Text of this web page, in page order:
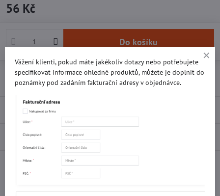
56 Kč
Do košíku
Přidat k Oblíbeným Doručení
Recenze 0
Diskuse 0
Twitter
Vážení klienti, pokud máte jakékoliv dotazy nebo potřebujete
specifikovat informace ohledně produktů, můžete je doplnit do
poznámky pod zadáním fakturační adresy v objednávce.